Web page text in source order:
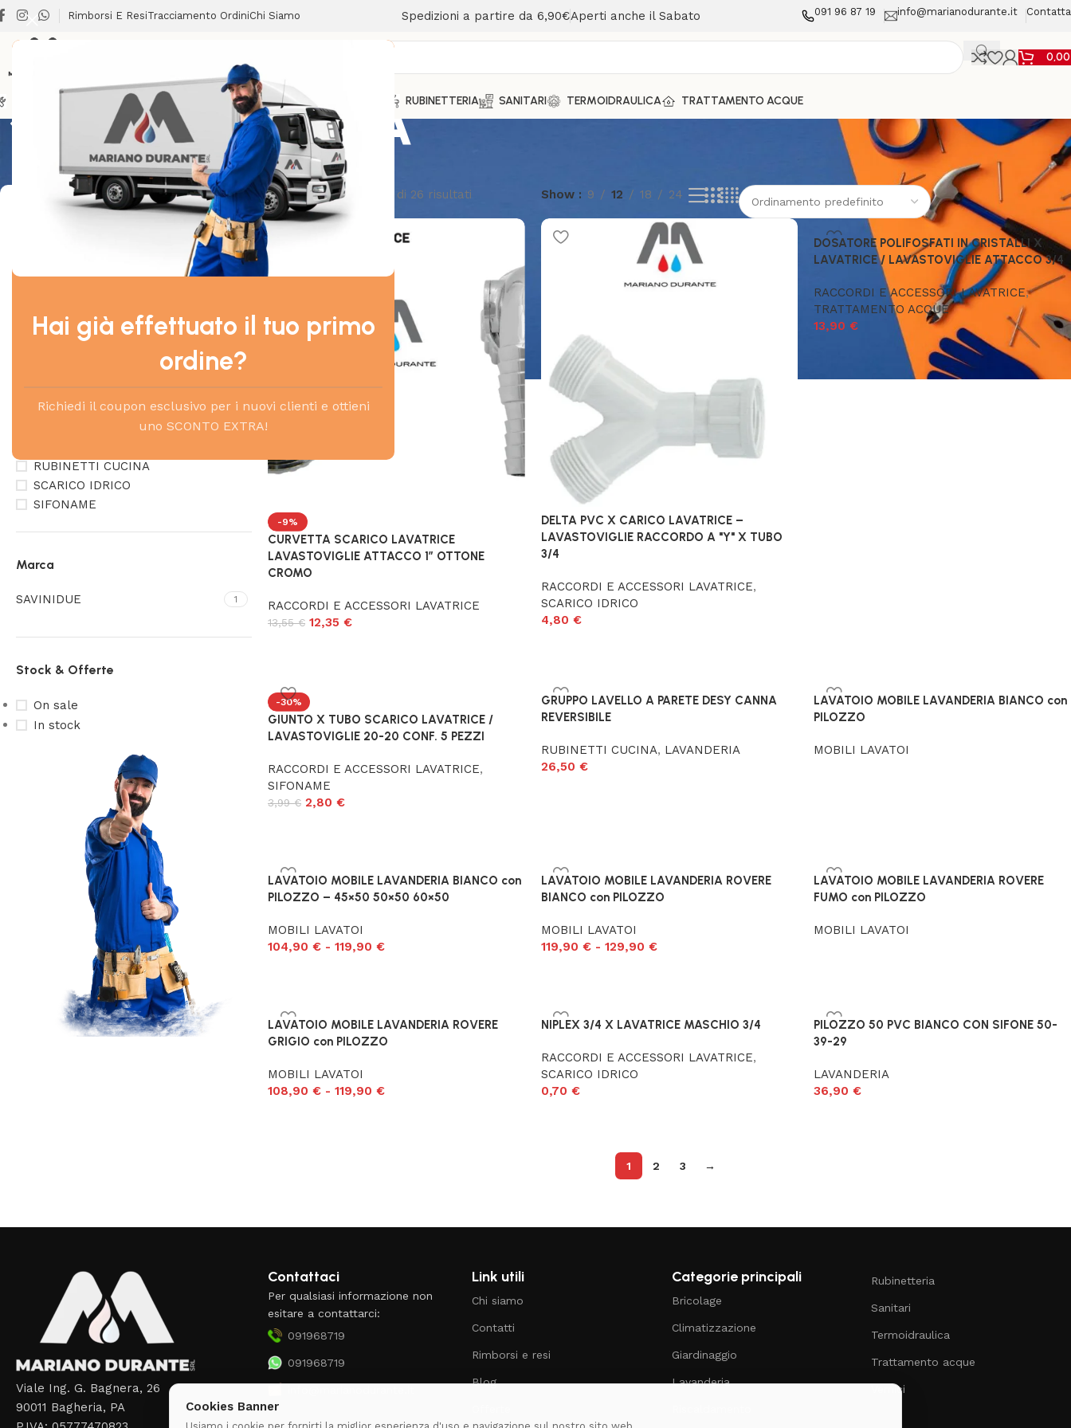
Hai già effettuato il tuo primo
ordine?
Richiedi il coupon esclusivo per i nuovi clienti e ottieni
uno SCONTO EXTRA!
Cookies Banner
Rimborsi E ResiTracciamento OrdiniChi Siamo Spedizioni a partire da 6,90€Aperti anche il Sabato 091 96 87 19 info@marianodurante.it
CLIMATIZZAZIONE LAVANDERIA RISCALDAMENTO RUBINETTERIA SANITARI TERMOIDRAULICA TRATTAMENTO ACQUE
LAVANDERIA
Filtra Per Prezzo
Filtra
Prezzo:0 €—130 €
RUBINETTI CUCINA
SCARICO IDRICO
SIFONAME
Marca
SAVINIDUE 1
Stock & Offerte
On sale
In stock
Visualizzazione di 1-12 di 26 risultati Show 9 12 18 24
-9%
CURVETTA SCARICO LAVATRICE
LAVASTOVIGLIE ATTACCO 1″ OTTONE
CROMO
RACCORDI E ACCESSORI LAVATRICE
13,55€ 12,35 €
DELTA PVC X CARICO LAVATRICE –
LAVASTOVIGLIE RACCORDO A "Y" X TUBO
3/4
RACCORDI E ACCESSORI LAVATRICE,
SCARICO IDRICO
4,80 €
DOSATORE POLIFOSFATI IN CRISTALLI X
LAVATRICE / LAVASTOVIGLIE ATTACCO 3/4
RACCORDI E ACCESSORI LAVATRICE,
TRATTAMENTO ACQUE
13,90€
-30%
GIUNTO X TUBO SCARICO LAVATRICE /
LAVASTOVIGLIE 20-20 CONF. 5 PEZZI
RACCORDI E ACCESSORI LAVATRICE,
SIFONAME
3,99€ 2,80 €
GRUPPO LAVELLO A PARETE DESY CANNA
REVERSIBILE
RUBINETTI CUCINA, LAVANDERIA
26,50 €
LAVATOIO MOBILE LAVANDERIA BIANCO con
PILOZZO
MOBILI LAVATOI
LAVATOIO MOBILE LAVANDERIA BIANCO con
PILOZZO – 45×50 50×50 60×50
MOBILI LAVATOI
104,90 € - 119,90 €
LAVATOIO MOBILE LAVANDERIA ROVERE
BIANCO con PILOZZO
MOBILI LAVATOI
119,90 € - 129,90 €
LAVATOIO MOBILE LAVANDERIA ROVERE
FUMO con PILOZZO
MOBILI LAVATOI
LAVATOIO MOBILE LAVANDERIA ROVERE
GRIGIO con PILOZZO
MOBILI LAVATOI
108,90 € - 119,90 €
NIPLEX 3/4 X LAVATRICE MASCHIO 3/4
RACCORDI E ACCESSORI LAVATRICE,
SCARICO IDRICO
0,70 €
PILOZZO 50 PVC BIANCO CON SIFONE 50-
39-29
LAVANDERIA
36,90€
1 2 3 →
Viale Ing. G. Bagnera, 26
90011 Bagheria, PA
Contattaci
Per qualsiasi informazione non
esitare a contattarci:
091968719
091968719
Link utili
Chi siamo
Contatti
Rimborsi e resi
Blog
Categorie principali
Bricolage
Climatizzazione
Giardinaggio
Lavanderia
Rubinetteria
Sanitari
Termoidraulica
Trattamento acque
Vernici